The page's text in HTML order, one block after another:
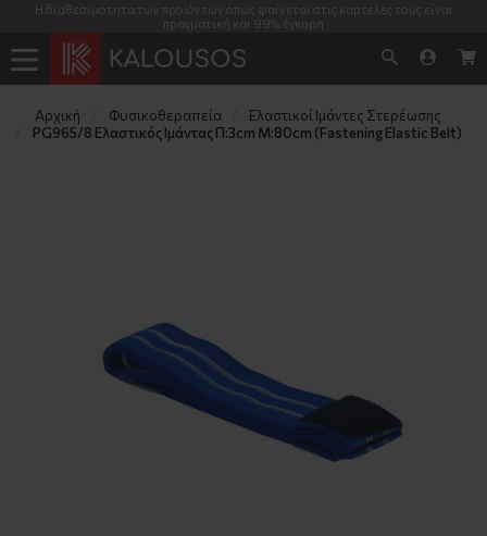
Η διαθεσιμότητα των προϊόντων όπως φαίνεται στις καρτέλες τους είναι
πραγματική και 99% έγκυρη
Αρχική Φυσικοθεραπεία
Ελαστικοί Ιμάντες Στερέωσης
PG965/8 Ελαστικός Ιμάντας Π:3cm M:80cm (Fastening Elastic Belt)